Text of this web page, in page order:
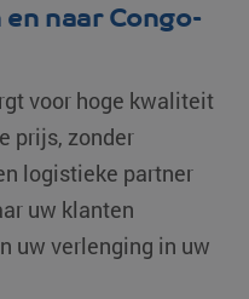
naar Congo-
voor hoge kwaliteit
prijs, zonder
logistieke partner
uw klanten
uw verlenging in uw